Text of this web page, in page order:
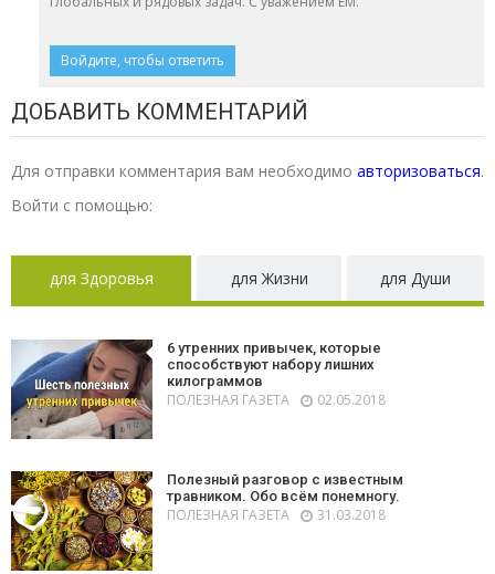
Войдите, чтобы ответить
ДОБАВИТЬ КОММЕНТАРИЙ
Для отправки комментария вам необходимо авторизоваться.
Войти с помощью:
для Здоровья для Жизни для Души
6 утренних привычек, которые
способствуют набору лишних
килограммов
ПОЛЕЗНАЯ ГАЗЕТА 02.05.2018
Полезный разговор с известным
травником. Обо всём понемногу.
ПОЛЕЗНАЯ ГАЗЕТА 31.03.2018